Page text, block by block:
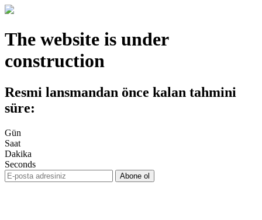
The website is under
construction
Resmi lansmandan önce kalan tahmini
süre:
Gün
Saat
Dakika
Seconds